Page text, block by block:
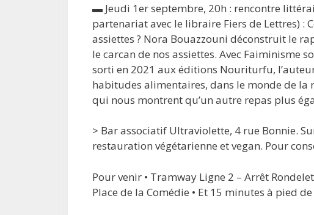
▬ Jeudi 1er septembre, 20h : rencontre
partenariat avec le libraire Fiers de Lettres) :
assiettes ? Nora Bouazzouni déconstruit le
le carcan de nos assiettes. Avec Faiminisme
sorti en 2021 aux éditions Nouriturfu,
habitudes alimentaires, dans le monde de la
qui nous montrent qu’un autre repas plus
> Bar associatif Ultraviolette, 4 rue Bonnie.
restauration végétarienne et vegan. Pour
Pour venir • Tramway Ligne 2 – Arrêt
Place de la Comédie • Et 15 minutes à pied de